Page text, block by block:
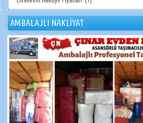
NAKLİYAT
AMBALAJLI NAKLİYAT